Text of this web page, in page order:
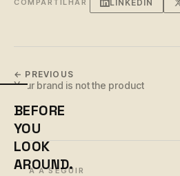
COMPARTILHAR LINKEDIN
← PREVIOUS
Your brand is not the product
LEIA A SEGUIR
BEFORE
YOU
LOOK
AROUND.